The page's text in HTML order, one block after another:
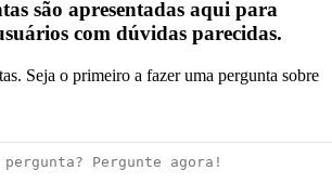
são apresentadas aqui para
com dúvidas parecidas.
Seja o primeiro a fazer uma pergunta sobre